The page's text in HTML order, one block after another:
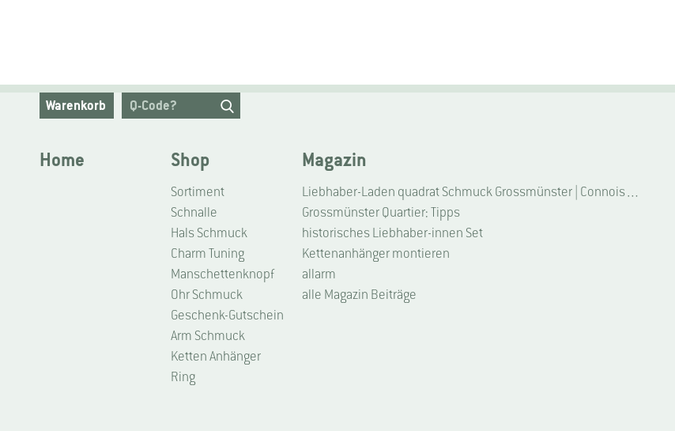
Warenkorb
Home Shop
Sortiment
Schnalle
Hals Schmuck
Charm Tuning
Manschettenknopf
Ohr Schmuck
Geschenk-Gutschein
Arm Schmuck
Ketten Anhänger
Ring
Magazin
Liebhaber-Laden quadrat Schmuck Grossmünster | Connoisseur Shop quadrat jewellery Grossmünster
Grossmünster Quartier: Tipps
historisches Liebhaber-innen Set
Kettenanhänger montieren
allarm
alle Magazin Beiträge